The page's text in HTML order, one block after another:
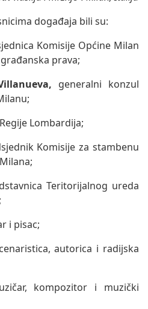
događaja bili su:
Komisije Općine Milan
prava;
generalni konzul
Lombardija;
Komisije za stambenu
Teritorijalnog ureda
i pisac;
autorica i radijska
kompozitor i muzički